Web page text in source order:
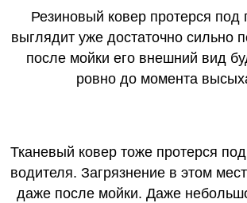
Резиновый ковер протерся под
выглядит уже достаточно сильно
после мойки его внешний вид
ровно до момента
Тканевый ковер тоже протерся
водителя. Загрязнение в этом
даже после мойки. Даже